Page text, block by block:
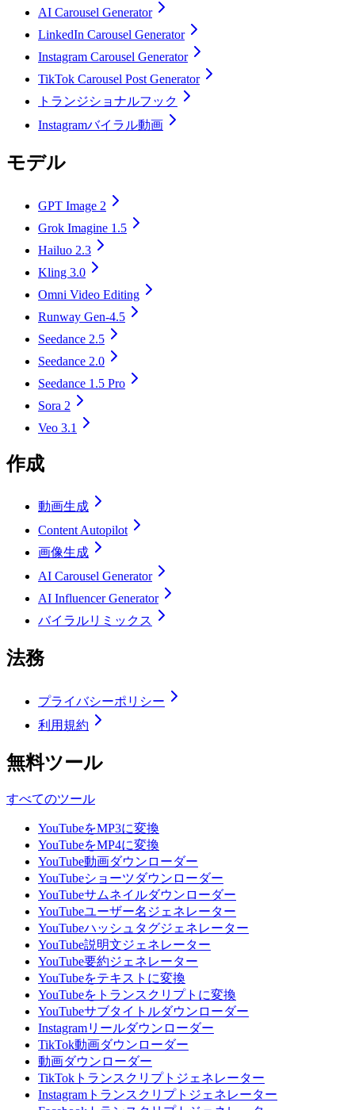
AI Carousel Generator
LinkedIn Carousel Generator
Instagram Carousel Generator
TikTok Carousel Post Generator
トランジショナルフック
Instagramバイラル動画
モデル
GPT Image 2
Grok Imagine 1.5
Hailuo 2.3
Kling 3.0
Omni Video Editing
Runway Gen-4.5
Seedance 2.5
Seedance 2.0
Seedance 1.5 Pro
Sora 2
Veo 3.1
作成
動画生成
Content Autopilot
画像生成
AI Carousel Generator
AI Influencer Generator
バイラルリミックス
法務
プライバシーポリシー
利用規約
無料ツール
すべてのツール
YouTubeをMP3に変換
YouTubeをMP4に変換
YouTube動画ダウンローダー
YouTubeショーツダウンローダー
YouTubeサムネイルダウンローダー
YouTubeユーザー名ジェネレーター
YouTubeハッシュタグジェネレーター
YouTube説明文ジェネレーター
YouTube要約ジェネレーター
YouTubeをテキストに変換
YouTubeをトランスクリプトに変換
YouTubeサブタイトルダウンローダー
Instagramリールダウンローダー
TikTok動画ダウンローダー
動画ダウンローダー
TikTokトランスクリプトジェネレーター
Instagramトランスクリプトジェネレーター